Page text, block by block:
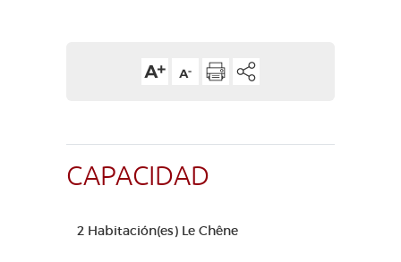
CAPACIDAD
2 Habitación(es) Le Chêne